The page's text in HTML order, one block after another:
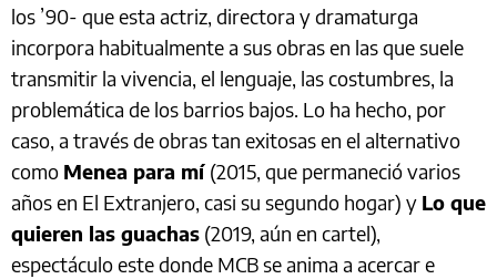
los ’90- que esta actriz, directora y dramaturga
incorpora habitualmente a sus obras en las que suele
transmitir la vivencia, el lenguaje, las costumbres, la
problemática de los barrios bajos. Lo ha hecho, por
caso, a través de obras tan exitosas en el alternativo
como Menea para mí (2015, que permaneció varios
años en El Extranjero, casi su segundo hogar) y Lo que
quieren las guachas (2019, aún en cartel),
espectáculo este donde MCB se anima a acercar e